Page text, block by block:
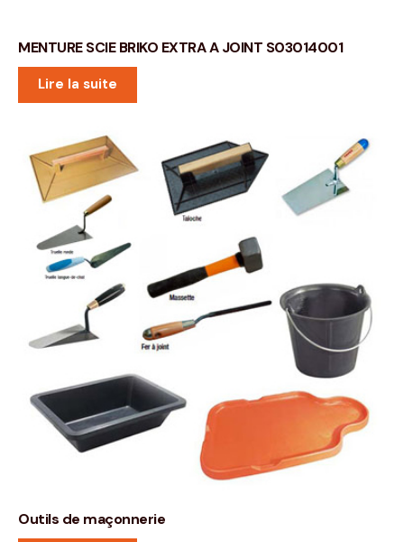
MENTURE SCIE BRIKO EXTRA A JOINT S03014001
Lire la suite
Outils de maçonnerie